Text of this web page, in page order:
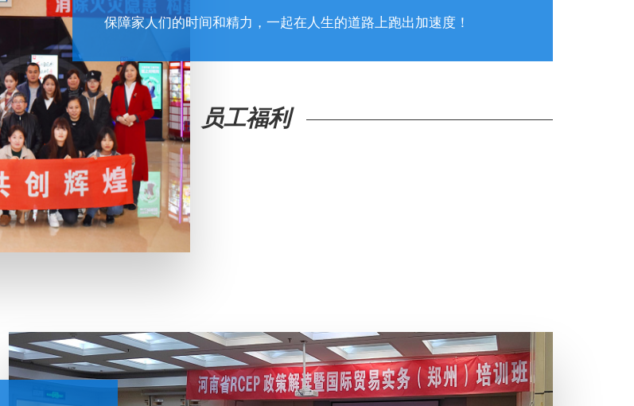
保障家人们的时间和精力，一起在人生的道路上跑出加速度！
员工福利